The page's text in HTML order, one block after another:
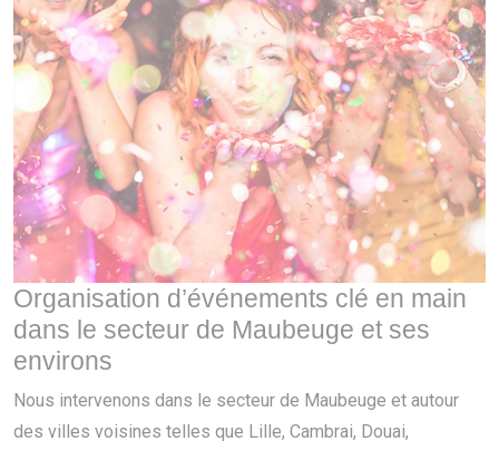
Organisation d’événements clé en main
dans le secteur de Maubeuge et ses
environs
Nous intervenons dans le secteur de Maubeuge et autour
des villes voisines telles que Lille, Cambrai, Douai,